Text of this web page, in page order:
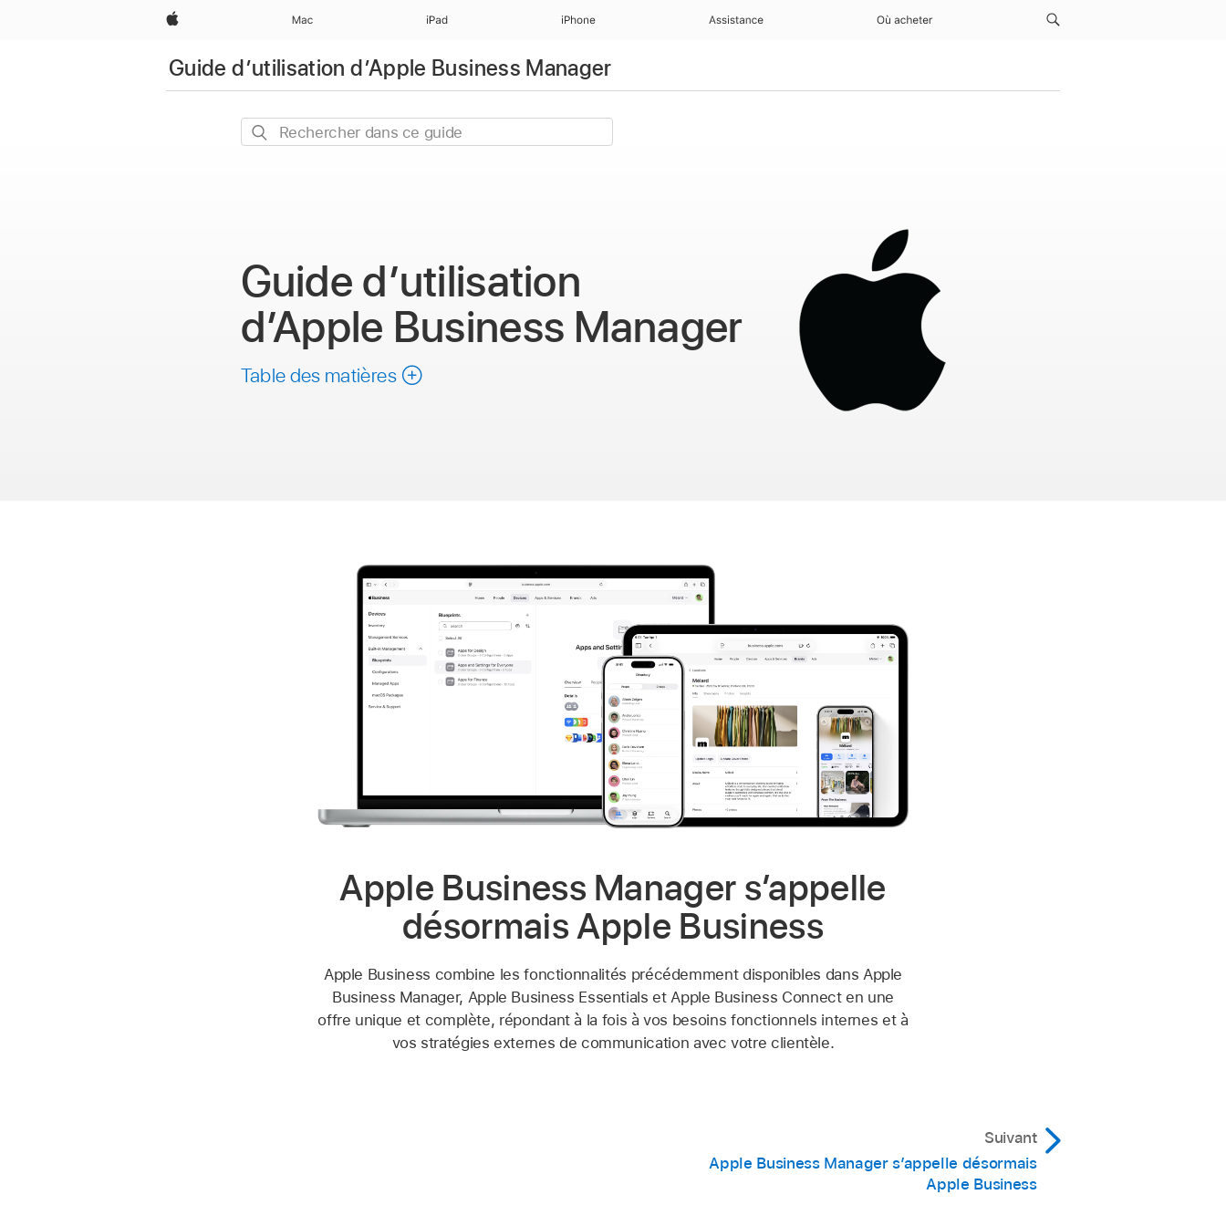
Apple Mac iPad iPhone Assistance Où acheter
Guide d’utilisation d’Apple Business Manager
Rechercher
Guide d’utilisation
d’Apple Business Manager
Table des matières
Apple Business Manager s’appelle
désormais Apple Business
Apple Business combine les fonctionnalités précédemment disponibles dans Apple
Business Manager, Apple Business Essentials et Apple Business Connect en une
offre unique et complète, répondant à la fois à vos besoins fonctionnels internes et à
vos stratégies externes de communication avec votre clientèle.
Suivant
Apple Business Manager s’appelle désormais
Apple Business